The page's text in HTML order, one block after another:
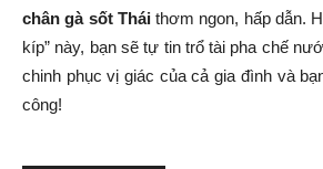
chân gà sốt Tháithơm ngon, hấp dẫn.
kíp” này, bạn sẽ tự tin trổ tài pha chế
chinh phục vị giác của cả gia đình và
công!